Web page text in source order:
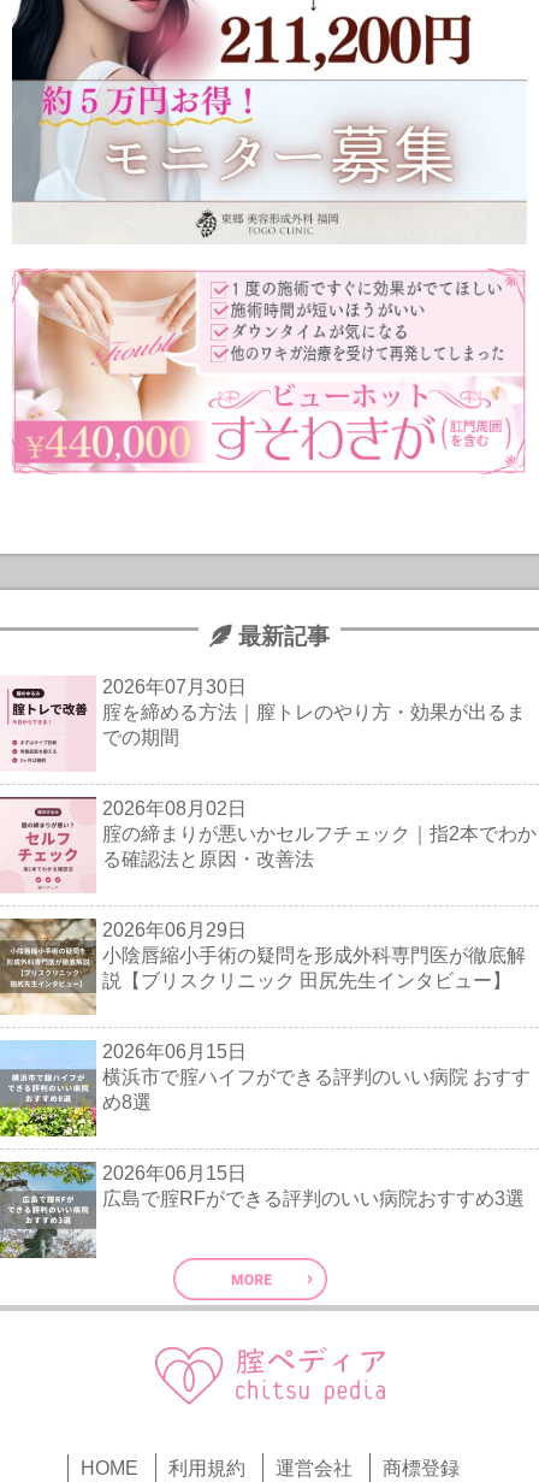
最新記事
2026年07月30日
腟を締める方法｜膣トレのやり方・効果が出るま
での期間
2026年08月02日
腟の締まりが悪いかセルフチェック｜指2本でわか
る確認法と原因・改善法
2026年06月29日
小陰唇縮小手術の疑問を形成外科専門医が徹底解
説【ブリスクリニック 田尻先生インタビュー】
2026年06月15日
横浜市で腟ハイフができる評判のいい病院 おすす
め8選
2026年06月15日
広島で腟RFができる評判のいい病院おすすめ3選
HOME 利用規約 運営会社 商標登録